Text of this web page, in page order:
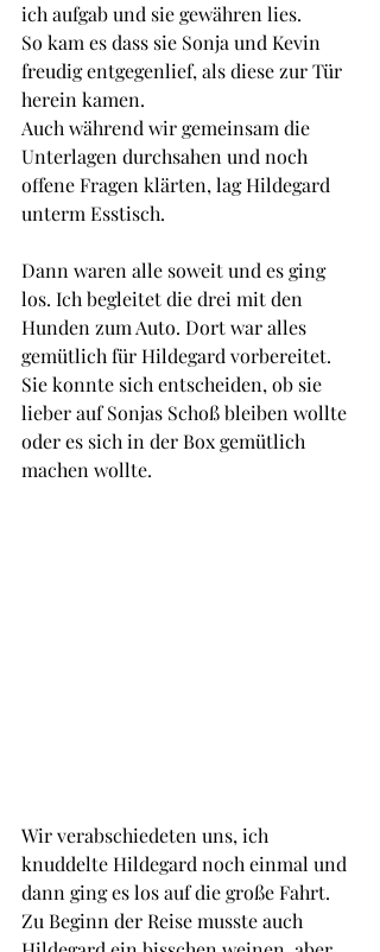
ich aufgab und sie gewähren lies.
So kam es dass sie Sonja und Kevin
freudig entgegenlief, als diese zur Tür
herein kamen.
Auch während wir gemeinsam die
Unterlagen durchsahen und noch
offene Fragen klärten, lag Hildegard
unterm Esstisch.
Dann waren alle soweit und es ging
los. Ich begleitet die drei mit den
Hunden zum Auto. Dort war alles
gemütlich für Hildegard vorbereitet.
Sie konnte sich entscheiden, ob sie
lieber auf Sonjas Schoß bleiben wollte
oder es sich in der Box gemütlich
machen wollte.
Wir verabschiedeten uns, ich
knuddelte Hildegard noch einmal und
dann ging es los auf die große Fahrt.
Zu Beginn der Reise musste auch